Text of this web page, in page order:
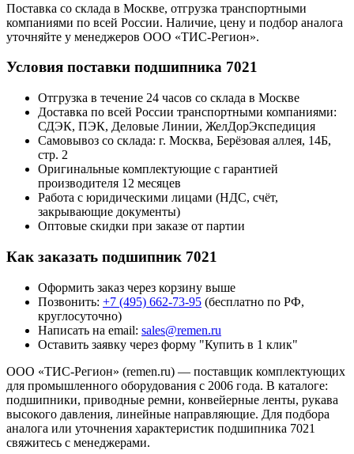
Поставка со склада в Москве, отгрузка транспортными
компаниями по всей России. Наличие, цену и подбор аналога
уточняйте у менеджеров ООО «ТИС-Регион».
Условия поставки подшипника 7021
Отгрузка в течение 24 часов со склада в Москве
Доставка по всей России транспортными компаниями:
СДЭК, ПЭК, Деловые Линии, ЖелДорЭкспедиция
Самовывоз со склада: г. Москва, Берёзовая аллея, 14Б,
стр. 2
Оригинальные комплектующие с гарантией
производителя 12 месяцев
Работа с юридическими лицами (НДС, счёт,
закрывающие документы)
Оптовые скидки при заказе от партии
Как заказать подшипник 7021
Оформить заказ через корзину выше
Позвонить: +7 (495) 662-73-95 (бесплатно по РФ,
круглосуточно)
Написать на email: sales@remen.ru
Оставить заявку через форму "Купить в 1 клик"
ООО «ТИС-Регион» (remen.ru) — поставщик комплектующих
для промышленного оборудования с 2006 года. В каталоге:
подшипники, приводные ремни, конвейерные ленты, рукава
высокого давления, линейные направляющие. Для подбора
аналога или уточнения характеристик подшипника 7021
свяжитесь с менеджерами.